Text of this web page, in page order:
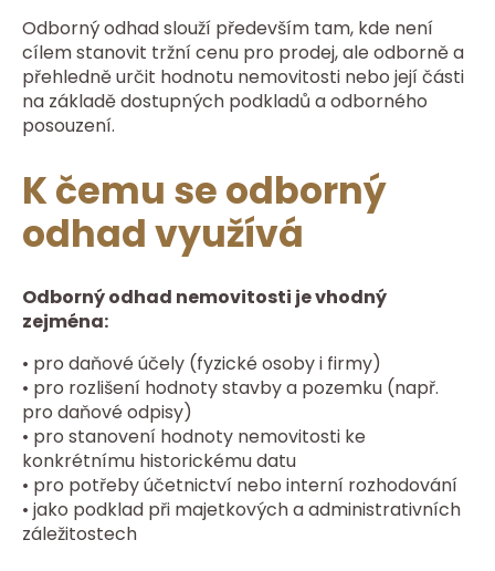
Odborný odhad slouží především tam, kde není
cílem stanovit tržní cenu pro prodej, ale odborně a
přehledně určit hodnotu nemovitosti nebo její části
na základě dostupných podkladů a odborného
posouzení.
K čemu se odborný
odhad využívá
Odborný odhad nemovitosti je vhodný
zejména:
• pro daňové účely (fyzické osoby i firmy)
• pro rozlišení hodnoty stavby a pozemku (např.
pro daňové odpisy)
• pro stanovení hodnoty nemovitosti ke
konkrétnímu historickému datu
• pro potřeby účetnictví nebo interní rozhodování
• jako podklad při majetkových a administrativních
záležitostech